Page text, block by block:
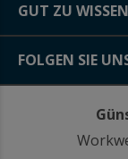
GUT ZU WISSEN
FOLGEN SIE